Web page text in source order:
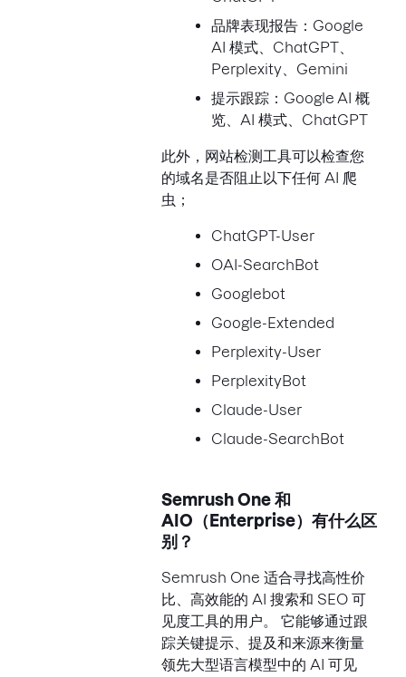
品牌表现报告：Google
AI 模式、ChatGPT、
Perplexity、Gemini
提示跟踪：Google AI 概
览、AI 模式、ChatGPT
此外，网站检测工具可以检查您
的域名是否阻止以下任何 AI 爬
虫；
ChatGPT-User
OAI-SearchBot
Googlebot
Google-Extended
Perplexity-User
PerplexityBot
Claude-User
Claude-SearchBot
Semrush One 和
AIO（Enterprise）有什么区
别？
Semrush One 适合寻找高性价
比、高效能的 AI 搜索和 SEO 可
见度工具的用户。 它能够通过跟
踪关键提示、提及和来源来衡量
领先大型语言模型中的 AI 可见